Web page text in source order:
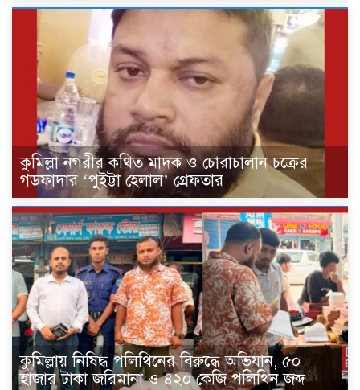
কুমিল্লা নগরীর কথিত মাদক ও চোরাচালান চক্রের
গডফাদার ‘পুইট্টা হেলাল’ গ্রেফতার
কুমিল্লায় নিষিদ্ধ পলিথিনের বিরুদ্ধে অভিযান, ৫০
হাজার টাকা জরিমানা ও ৪২০ কেজি পলিথিন জব্দ